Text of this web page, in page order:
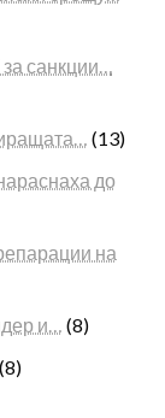
санкции…
(13)
до
на
и… (8)
(8)